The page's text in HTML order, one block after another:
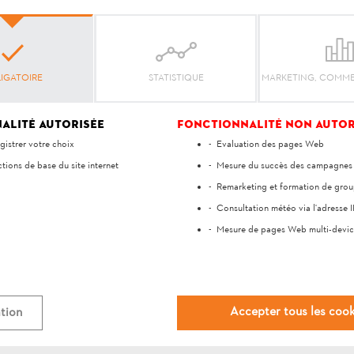
des accessoires STIHL d'origine montés correctement.
Votre avis est important pour nous !
vous a-t-elle
STATISTIQUE MARKETING,
autorisée
votre choix
de base du site internet
Fonctionnalité non
Evaluation des pages Web
Mesure du succès des
Remarketing et formation de
Consultation météo via l'adresse
Mesure de pages Web multi-
Accepter tous les